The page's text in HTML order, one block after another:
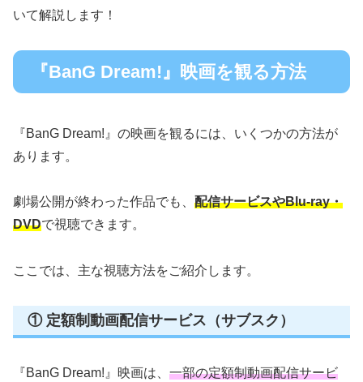
いて解説します！
『BanG Dream!』映画を観る方法
『BanG Dream!』の映画を観るには、いくつかの方法が
あります。
劇場公開が終わった作品でも、 配信サービスやBlu-ray・
DVDで視聴できます。
ここでは、主な視聴方法をご紹介します。
① 定額制動画配信サービス（サブスク）
『BanG Dream!』映画は、 一部の定額制動画配信サービ